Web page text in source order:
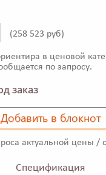
(258 523 руб)
в ценовой
по запросу.
заказ
Добавить в блокнот
актуальной цены /
Спецификация